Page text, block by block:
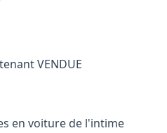
VENDUE
en voiture de l'intime